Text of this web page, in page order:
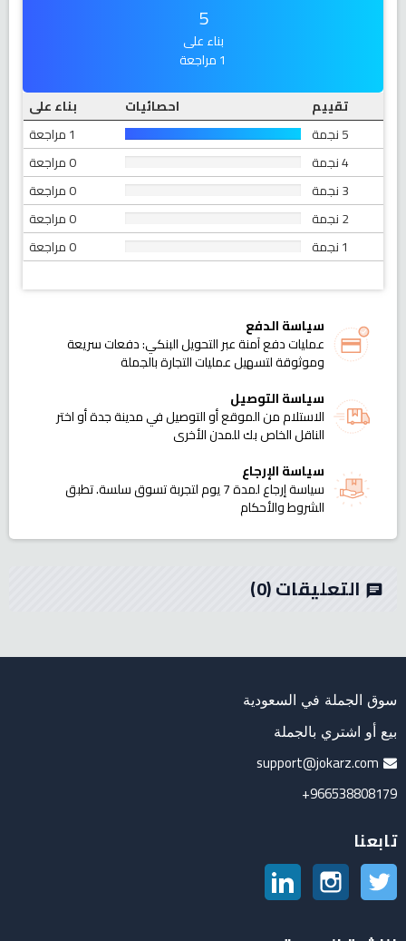
5
بناء على
1 مراجعة
تقييم
احصائيات
بناء على
5 نجمة
1 مراجعة
4 نجمة
0 مراجعة
3 نجمة
0 مراجعة
2 نجمة
0 مراجعة
1 نجمة
0 مراجعة
سياسة الدفع
عمليات دفع آمنة عبر التحويل البنكي: دفعات سريعة
وموثوقة لتسهيل عمليات التجارة بالجملة
سياسة التوصيل
الاستلام من الموقع أو التوصيل في مدينة جدة أو اختر
الناقل الخاص بك للمدن الأخرى
سياسة الإرجاع
سياسة إرجاع لمدة 7 يوم لتجربة تسوق سلسة. تطبق
الشروط والأحكام
chat التعليقات(0)
سوق الجملة في السعودية
بيع أو اشتري بالجملة
support@jokarz.com
966538808179+
تابعنا
تويتر انستغرام